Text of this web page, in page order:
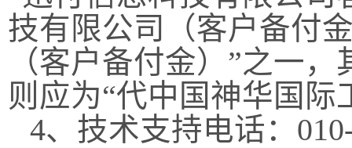
技有限公司（客户备付
（客户备付金）”之一
则应为“代中国神华国际
4、技术支持电话：